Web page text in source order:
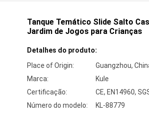
Tanque Temático Slide Salto
Jardim de Jogos para Crianças
Detalhes do produto:
Place of Origin:
Guangzhou,
Marca:
Kule
Certificação:
CE, EN14960,
Número do modelo:
KL-88779